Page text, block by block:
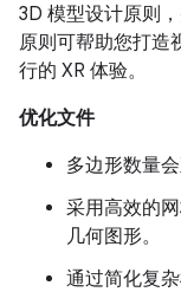
3D 模型设计原则
原则可帮助您打造
行的 XR 体验。
优化文件
多边形数量
采用高效的
几何图形。
通过简化复